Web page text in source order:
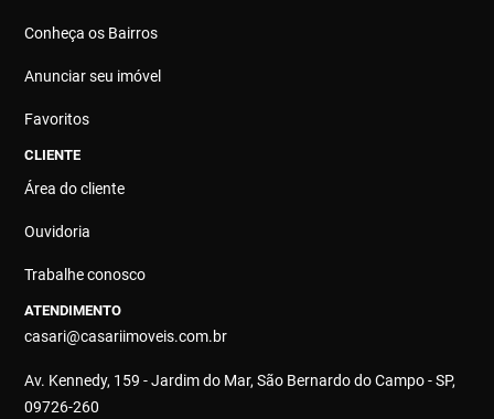
Conheça os Bairros
Anunciar seu imóvel
Favoritos
CLIENTE
Área do cliente
Ouvidoria
Trabalhe conosco
ATENDIMENTO
casari@casariimoveis.com.br
Av. Kennedy, 159 - Jardim do Mar, São Bernardo do Campo - SP,
09726-260